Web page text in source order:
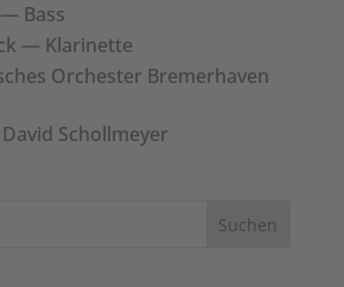
Bass
— Klar­inette
Orch­ester Bre­mer­haven
Schollmey­er